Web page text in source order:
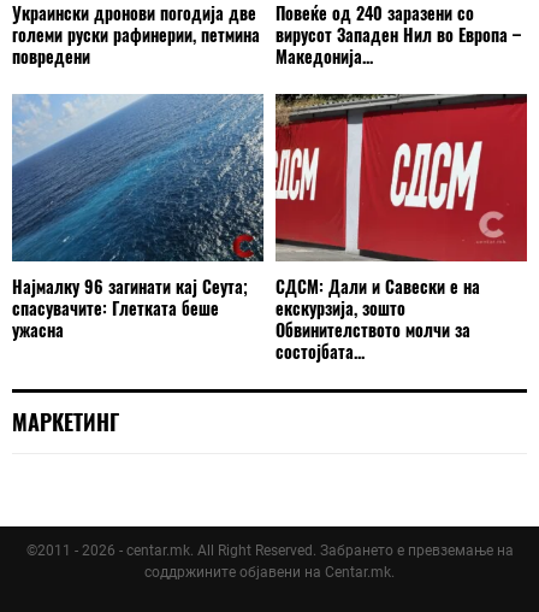
Украински дронови погодија две
големи руски рафинерии, петмина
повредени
Повеќе од 240 заразени со
вирусот Западен Нил во Европа –
Македонија...
Најмалку 96 загинати кај Сеута;
спасувачите: Глетката беше
ужасна
СДСМ: Дали и Савески е на
екскурзија, зошто
Обвинителството молчи за
состојбата...
МАРКЕТИНГ
©2011 - 2026 - centar.mk. All Right Reserved. Забрането е превземање на
соддржините објавени на Centar.mk.